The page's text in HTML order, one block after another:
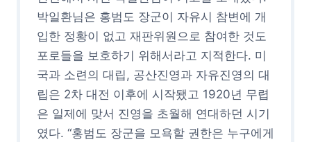
박일환님은 홍범도 장군이 자유시 참변에 개
입한 정황이 없고 재판위원으로 참여한 것도
포로들을 보호하기 위해서라고 지적한다. 미
국과 소련의 대립, 공산진영과 자유진영의 대
립은 2차 대전 이후에 시작됐고 1920년 무렵
은 일제에 맞서 진영을 초월해 연대하던 시기
였다. “홍범도 장군을 모욕할 권한은 누구에게